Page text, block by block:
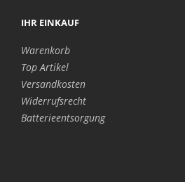
IHR EINKAUF
Warenkorb
Top Artikel
Versandkosten
Widerrufsrecht
Batterieentsorgung